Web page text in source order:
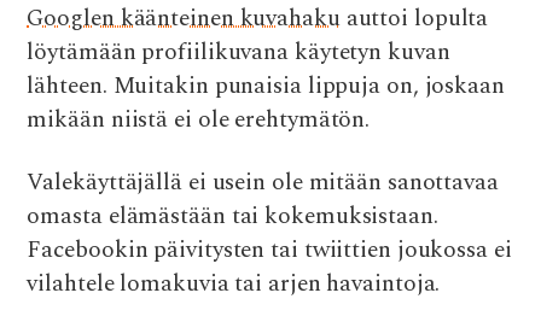
Googlen käänteinen kuvahakuauttoi lopulta
löytämään profiilikuvana käytetyn kuvan
lähteen. Muitakin punaisia lippuja on, joskaan
mikään niistä ei ole erehtymätön.
Valekäyttäjällä ei usein ole mitään sanottavaa
omasta elämästään tai kokemuksistaan.
Facebookin päivitysten tai twiittien joukossa ei
vilahtele lomakuvia tai arjen havaintoja.